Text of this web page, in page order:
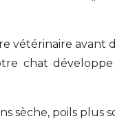
vétérinaire avant
chat développe
sèche, poils plus